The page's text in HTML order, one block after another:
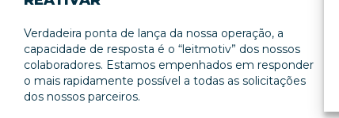
Verdadeira ponta de lança da nossa operação, a
capacidade de resposta é o “leitmotiv” dos nossos
colaboradores. Estamos empenhados em responder
o mais rapidamente possível a todas as solicitações
dos nossos parceiros.